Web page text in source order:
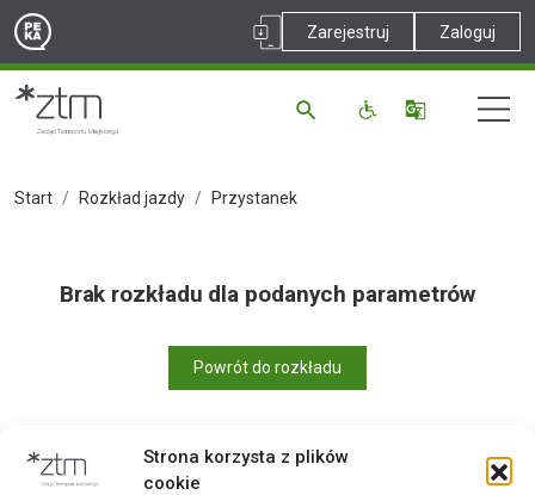
Strona korzysta z plików
cookie
Zarejestruj Zaloguj
Start Rozkład jazdy Przystanek
Brak rozkładu dla podanych parametrów
Powrót do rozkładu